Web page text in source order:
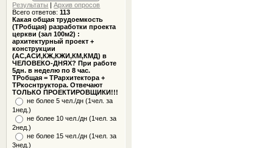
Результаты |Архив опросов
Всего ответов:113
Какая общая трудоемкость
(ТРобщая) разработки проекта
церкви (зал 100м2) :
архитектурный проект +
конструкции
(АС,АСИ,КЖ,КЖИ,КМ,КМД) в
ЧЕЛОВЕКО-ДНЯХ? При работе
5дн. в неделю по 8 час.
ТРобщая = ТРархитектора +
ТРкоснтруктора. Отвечают
ТОЛЬКО ПРОЕКТИРОВЩИКИ!!!
не более 5 чел./дн (1чел. за
1нед.)
не более 10 чел./дн (1чел. за
2нед.)
не более 15 чел./дн (1чел. за
3нед.)